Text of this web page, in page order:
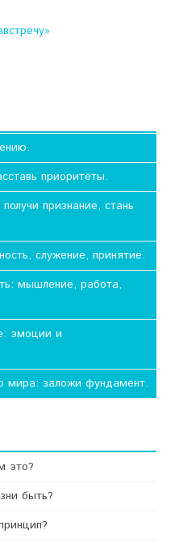
приоритеты.
признание, стань
служение, принятие.
мышление, работа,
эмоции и
мира: заложи фундамент.
это?
быть?